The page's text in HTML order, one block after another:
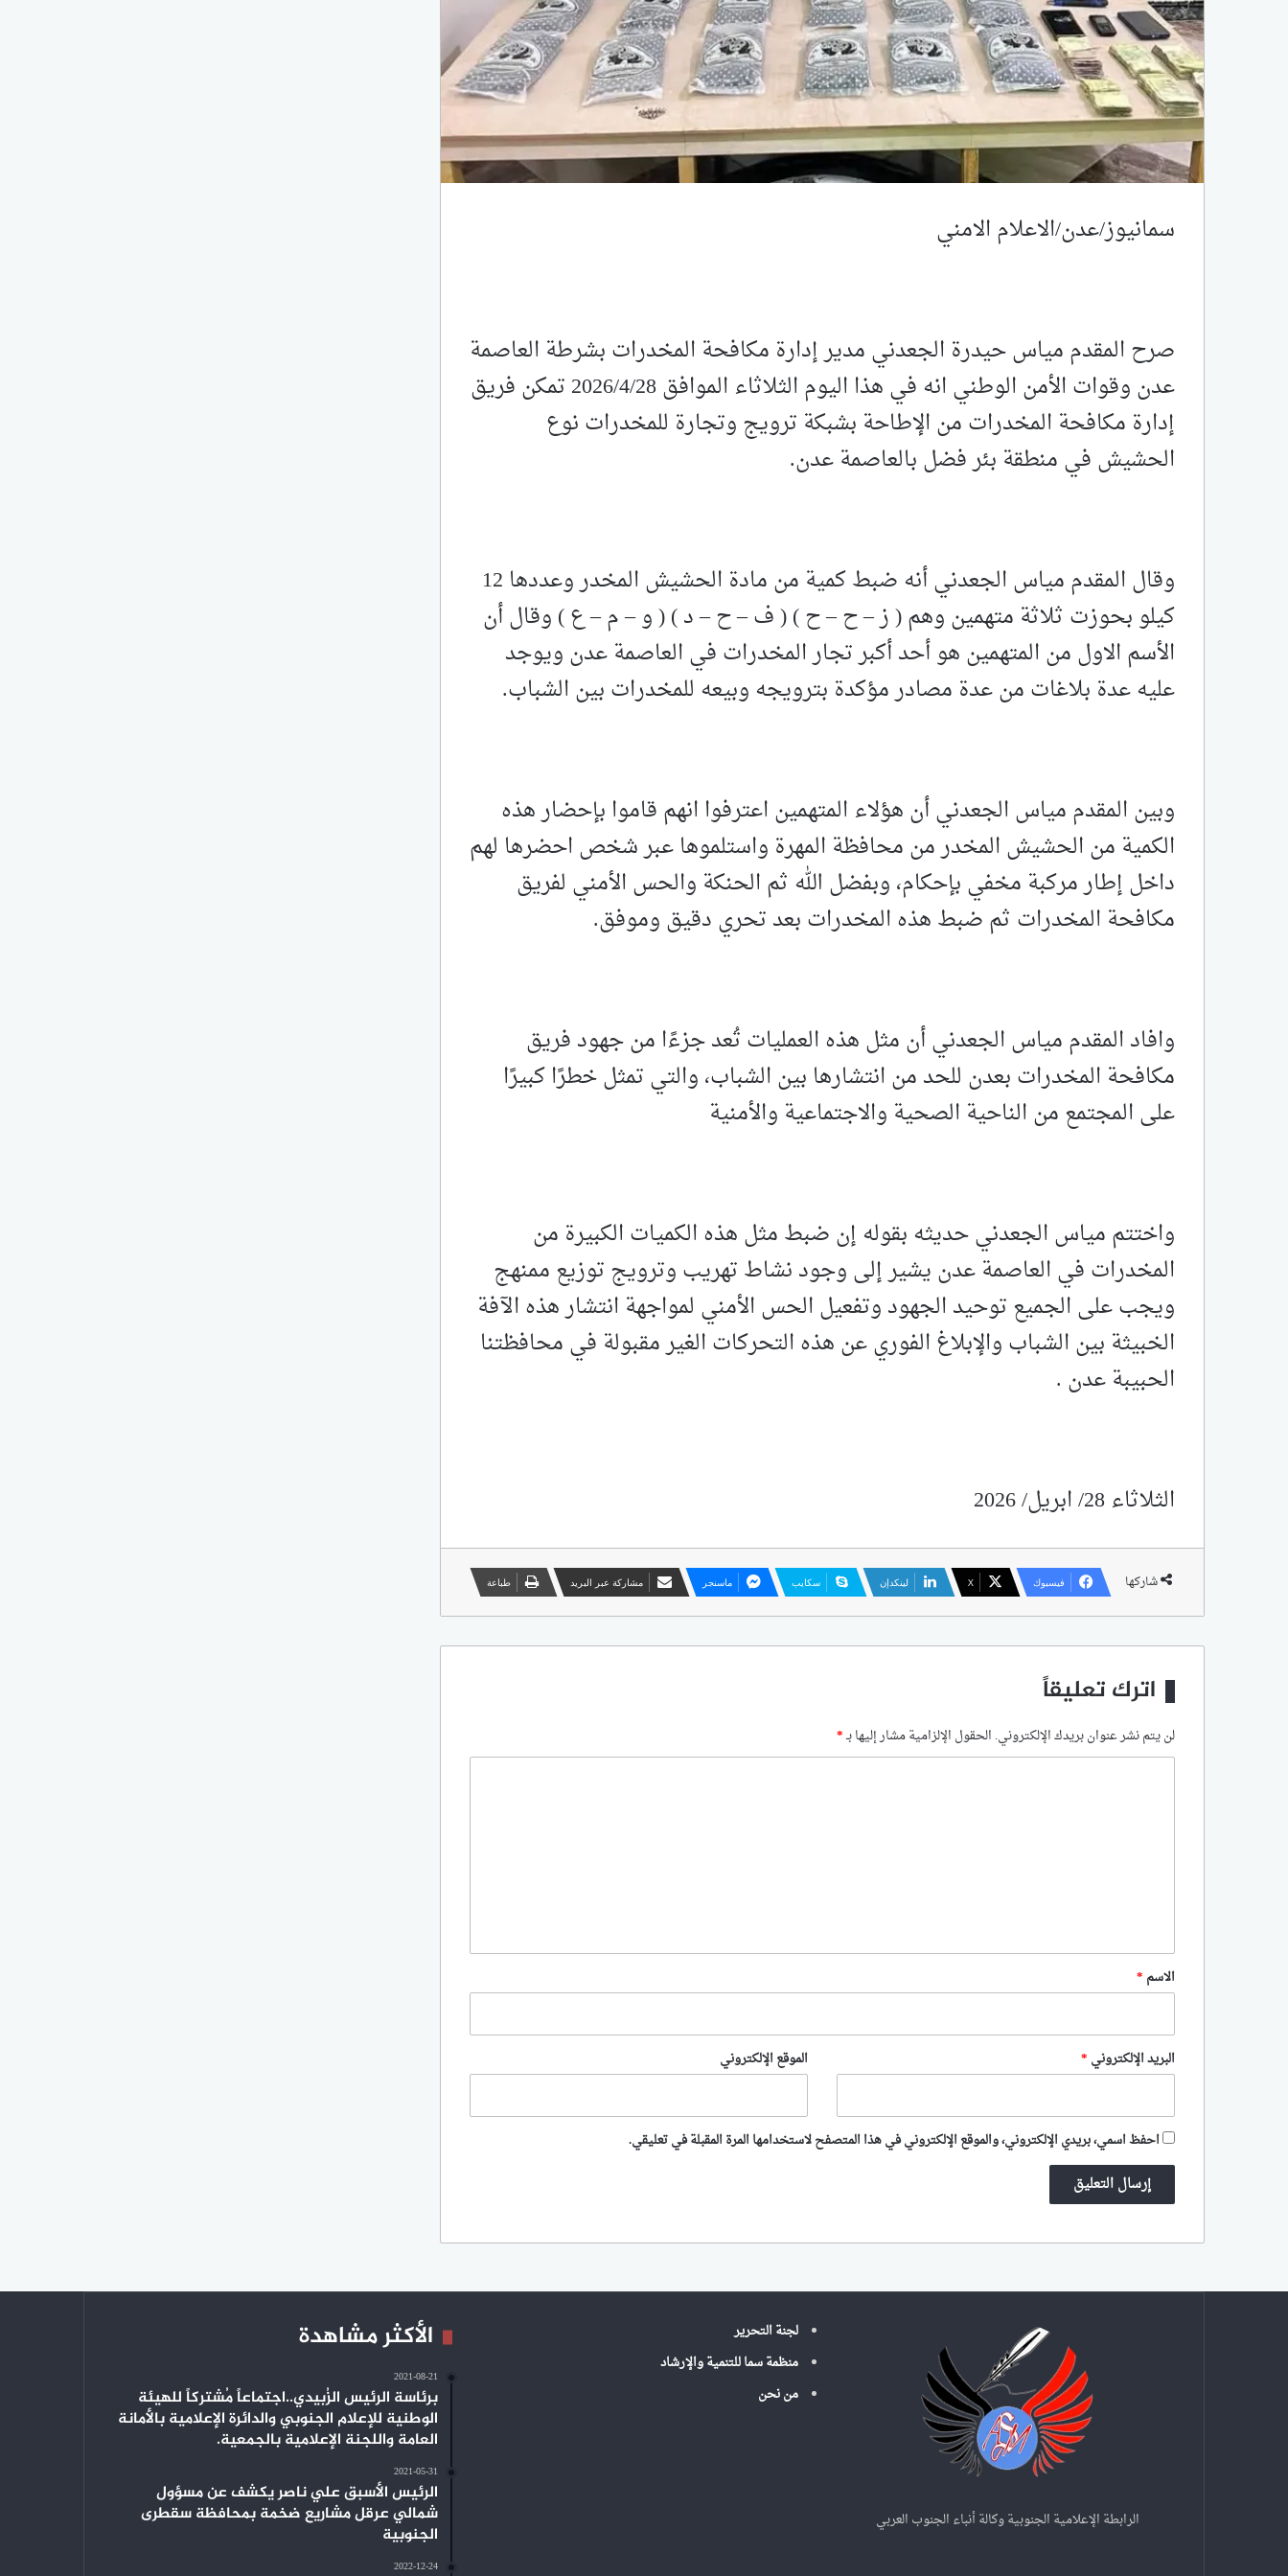
سمانيوز/عدن/الاعلام الامني
صرح المقدم مياس حيدرة الجعدني مدير إدارة مكافحة المخدرات بشرطة العاصمة
عدن وقوات الأمن الوطني انه في هذا اليوم الثلاثاء الموافق 2026/4/28 تمكن فريق
إدارة مكافحة المخدرات من الإطاحة بشبكة ترويج وتجارة للمخدرات نوع
الحشيش في منطقة بئر فضل بالعاصمة عدن.
وقال المقدم مياس الجعدني أنه ضبط كمية من مادة الحشيش المخدر وعددها 12
كيلو بحوزت ثلاثة متهمين وهم ( ز – ح – ح ) ( ف – ح – د ) ( و – م – ع ) وقال أن
الأسم الاول من المتهمين هو أحد أكبر تجار المخدرات في العاصمة عدن ويوجد
عليه عدة بلاغات من عدة مصادر مؤكدة بترويجه وبيعه للمخدرات بين الشباب.
وبين المقدم مياس الجعدني أن هؤلاء المتهمين اعترفوا انهم قاموا بإحضار هذه
الكمية من الحشيش المخدر من محافظة المهرة واستلموها عبر شخص احضرها لهم
داخل إطار مركبة مخفي بإحكام، وبفضل الله ثم الحنكة والحس الأمني لفريق
مكافحة المخدرات ثم ضبط هذه المخدرات بعد تحري دقيق وموفق.
وافاد المقدم مياس الجعدني أن مثل هذه العمليات تُعد جزءًا من جهود فريق
مكافحة المخدرات بعدن للحد من انتشارها بين الشباب، والتي تمثل خطرًا كبيرًا
على المجتمع من الناحية الصحية والاجتماعية والأمنية
واختتم مياس الجعدني حديثه بقوله إن ضبط مثل هذه الكميات الكبيرة من
المخدرات في العاصمة عدن يشير إلى وجود نشاط تهريب وترويج توزيع ممنهج
ويجب على الجميع توحيد الجهود وتفعيل الحس الأمني لمواجهة انتشار هذه الآفة
الخبيثة بين الشباب والإبلاغ الفوري عن هذه التحركات الغير مقبولة في محافظتنا
الحبيبة عدن .
الثلاثاء 28/ ابريل/ 2026
شاركها فيسبوك ‫X لينكدإن سكايب ماسنجر مشاركة عبر البريد طباعة
اترك تعليقاً
لن يتم نشر عنوان بريدك الإلكتروني. الحقول الإلزامية مشار إليها بـ*
*
الاسم *
البريد الإلكتروني * الموقع الإلكتروني
احفظ اسمي، بريدي الإلكتروني، والموقع الإلكتروني في هذا المتصفح لاستخدامها المرة المقبلة في تعليقي.
الرابطة الإعلامية الجنوبية وكالة أنباء الجنوب العربي
لجنة التحرير
منظمة سما للتنمية والإرشاد
من نحن
الأكثر مشاهدة
2021-08-21
برئاسة الرئيس الزُبيدي..اجتماعاً مُشتركاً للهيئة
الوطنية للإعلام الجنوبي والدائرة الإعلامية بالأمانة
العامة واللجنة الإعلامية بالجمعية.
2021-05-31
الرئيس الأسبق علي ناصر يكشف عن مسؤول
شمالي عرقل مشاريع ضخمة بمحافظة سقطرى
الجنوبية
2022-12-24